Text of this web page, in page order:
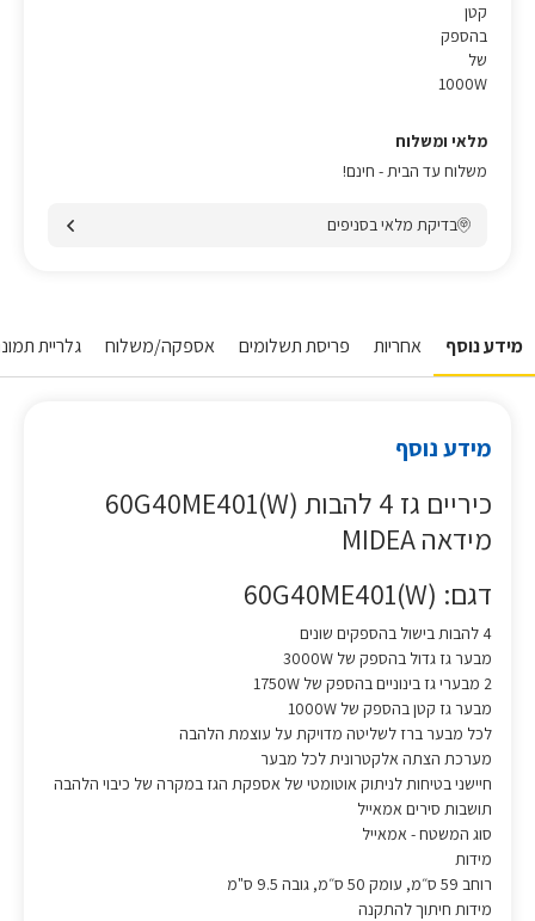
קטן
בהספק
של
1000W
מלאי ומשלוח
משלוח עד הבית - חינם!
בדיקת מלאי בסניפים
מידע נוסף אחריות פריסת תשלומים אספקה/משלוח גלריית
מידע נוסף
כיריים גז 4 להבות (60G40ME401(W
מידאה MIDEA
דגם: (60G40ME401(W
4 להבות בישול בהספקים שונים
מבער גז גדול בהספק של 3000W
2 מבערי גז בינוניים בהספק של 1750W
מבער גז קטן בהספק של 1000W
לכל מבער ברז לשליטה מדויקת על עוצמת הלהבה
מערכת הצתה אלקטרונית לכל מבער
חיישני בטיחות לניתוק אוטומטי של אספקת הגז במקרה של כיבוי הלהבה
תושבות סירים אמאייל
סוג המשטח - אמאייל
מידות
רוחב 59 ס״מ, עומק 50 ס״מ, גובה 9.5 ס"מ
מידות חיתוך להתקנה